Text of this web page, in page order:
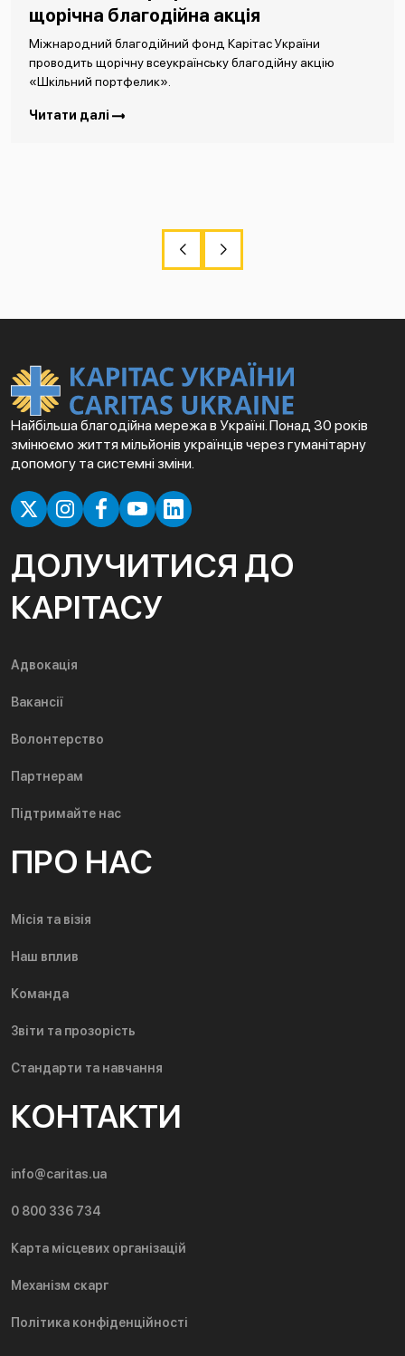
щорічна благодійна акція
Міжнародний благодійний фонд Карітас України
проводить щорічну всеукраїнську благодійну акцію
«Шкільний портфелик».
Читати далі
Найбільша благодійна мережа в Україні. Понад 30 років
змінюємо життя мільйонів українців через гуманітарну
допомогу та системні зміни.
ДОЛУЧИТИСЯ ДО
КАРІТАСУ
Адвокація
Вакансії
Волонтерство
Партнерам
Підтримайте нас
ПРО НАС
Місія та візія
Наш вплив
Команда
Звіти та прозорість
Стандарти та навчання
КОНТАКТИ
info@caritas.ua
0 800 336 734
Карта місцевих організацій
Механізм скарг
Політика конфіденційності